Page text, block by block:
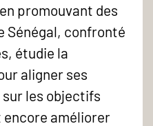
promouvant des
Sénégal, confronté
étudie la
aligner ses
les objectifs
améliorer